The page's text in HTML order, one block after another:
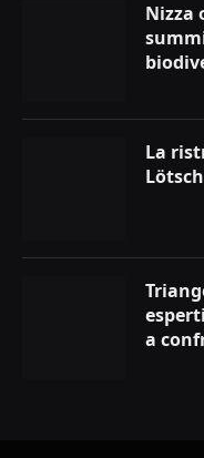
Nizza
La
a